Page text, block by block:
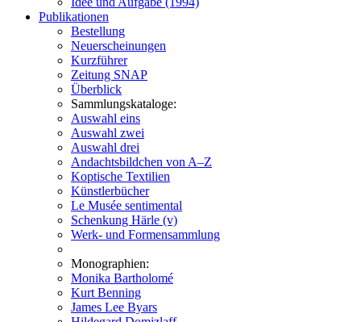
Publikationen
Bestellung
Neuerscheinungen
Kurzführer
Zeitung SNAP
Überblick
Sammlungskataloge:
Auswahl eins
Auswahl zwei
Auswahl drei
Andachtsbildchen von A–Z
Koptische Textilien
Künstlerbücher
Le Musée sentimental
Schenkung Härle (v)
Werk- und Formensammlung
Monographien:
Monika Bartholomé
Kurt Benning
James Lee Byars